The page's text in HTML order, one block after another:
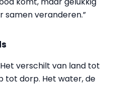
samen veranderen.”
verschilt van land tot
tot dorp. Het water, de